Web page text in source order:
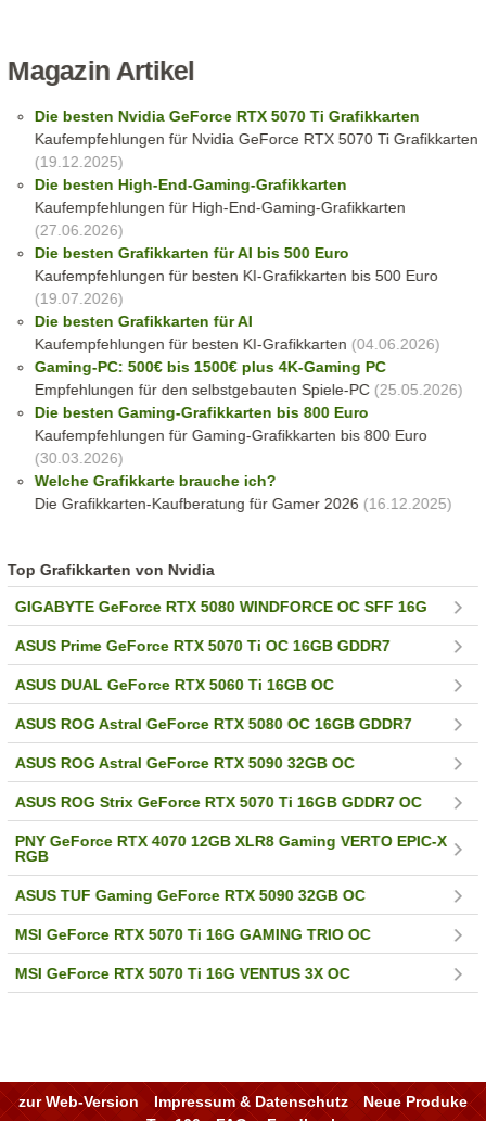
Magazin Artikel
Die besten Nvidia GeForce RTX 5070 Ti Grafikkarten
Kaufempfehlungen für Nvidia GeForce RTX 5070 Ti Grafikkarten
(19.12.2025)
Die besten High-End-Gaming-Grafikkarten
Kaufempfehlungen für High-End-Gaming-Grafikkarten
(27.06.2026)
Die besten Grafikkarten für AI bis 500 Euro
Kaufempfehlungen für besten KI-Grafikkarten bis 500 Euro
(19.07.2026)
Die besten Grafikkarten für AI
Kaufempfehlungen für besten KI-Grafikkarten (04.06.2026)
Gaming-PC: 500€ bis 1500€ plus 4K-Gaming PC
Empfehlungen für den selbstgebauten Spiele-PC(25.05.2026)
Die besten Gaming-Grafikkarten bis 800 Euro
Kaufempfehlungen für Gaming-Grafikkarten bis 800 Euro
(30.03.2026)
Welche Grafikkarte brauche ich?
Die Grafikkarten-Kaufberatung für Gamer 2026 (16.12.2025)
Top Grafikkarten von Nvidia
GIGABYTE GeForce RTX 5080 WINDFORCE OC SFF 16G
ASUS Prime GeForce RTX 5070 Ti OC 16GB GDDR7
ASUS DUAL GeForce RTX 5060 Ti 16GB OC
ASUS ROG Astral GeForce RTX 5080 OC 16GB GDDR7
ASUS ROG Astral GeForce RTX 5090 32GB OC
ASUS ROG Strix GeForce RTX 5070 Ti 16GB GDDR7 OC
PNY GeForce RTX 4070 12GB XLR8 Gaming VERTO EPIC-X
RGB
ASUS TUF Gaming GeForce RTX 5090 32GB OC
MSI GeForce RTX 5070 Ti 16G GAMING TRIO OC
MSI GeForce RTX 5070 Ti 16G VENTUS 3X OC
zur Web-Version Impressum & Datenschutz
Neue Produke